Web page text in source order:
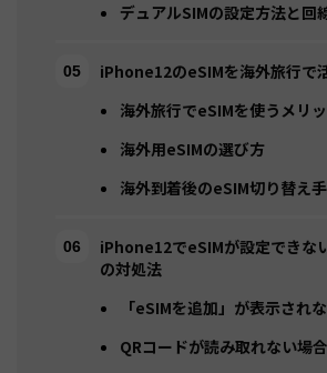
デュアルSIMの設定方法と回
iPhone12のeSIMを海外旅行で
海外旅行でeSIMを使うメリ
海外用eSIMの選び方
海外到着後のeSIM切り替え
iPhone12でeSIMが設定できな
の対処法
「eSIMを追加」が表示され
QRコードが読み取れない場合